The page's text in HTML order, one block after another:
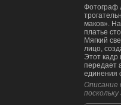
Фотограф
маков».
платье
Мягкий
лицо,
Этот
передает
единения
Описание